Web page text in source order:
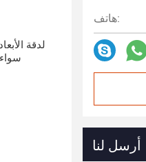
هاتف:
أرسل لنا